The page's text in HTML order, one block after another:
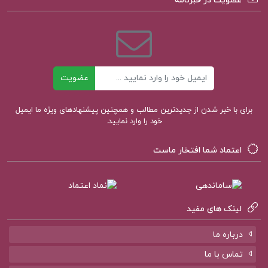
خرید کتاب سرزمین موعود
کتاب پیشنهادی پروژه کده
کتاب مقدمه ای در اسلام شناسی علی میر فطروس
کتاب سرنوشت یک انسان میخائیل شولوخف
کتاب لایه های بیابانی محمود دولت آبادی
عضویت
برای با خبر شدن از جدیدترین مطالب و همچنین پیشنهادهای ویژه ما ایمیل
خود را وارد نمایید.
اعتماد شما افتخار ماست
لینک های مفید
درباره ما
تماس با ما